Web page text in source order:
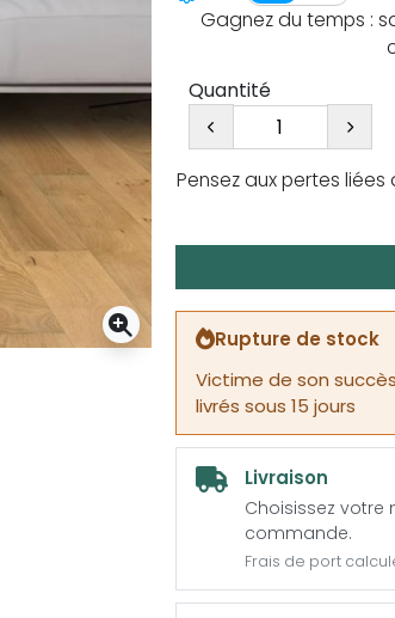
Gagnez du temps :
Quantité
Pensez aux pertes
Rupture de stock
Victime de son
livrés sous 15 jours
Livraison
Choisissez
commande.
Frais de port